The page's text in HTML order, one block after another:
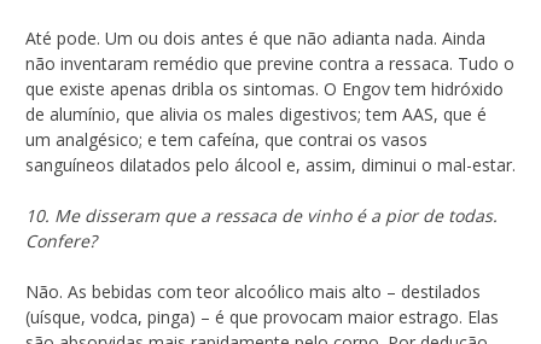
Até pode. Um ou dois antes é que não adianta nada. Ainda
não inventaram remédio que previne contra a ressaca. Tudo o
que existe apenas dribla os sintomas. O Engov tem hidróxido
de alumínio, que alivia os males digestivos; tem AAS, que é
um analgésico; e tem cafeína, que contrai os vasos
sanguíneos dilatados pelo álcool e, assim, diminui o mal-estar.
10. Me disseram que a ressaca de vinho é a pior de todas.
Confere?
Não. As bebidas com teor alcoólico mais alto – destilados
(uísque, vodca, pinga) – é que provocam maior estrago. Elas